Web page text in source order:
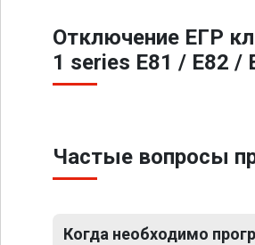
Отключение ЕГР
1 series E81 / E82 /
Частые вопросы
Когда необходимо